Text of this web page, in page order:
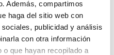
Además, compartimos
haga del sitio web con
publicidad y análisis
con otra información
o que hayan recopilado a